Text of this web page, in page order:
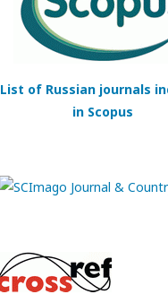
List of Russian journals
in Scopus